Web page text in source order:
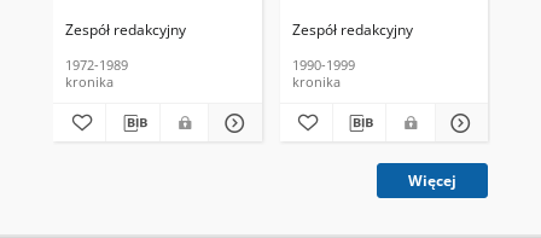
Zespół redakcyjny
1972-1989
kronika
Zespół redakcyjny
1990-1999
kronika
Więcej